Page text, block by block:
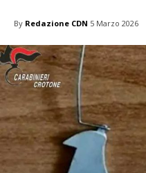
By Redazione CDN 5 Marzo 2026